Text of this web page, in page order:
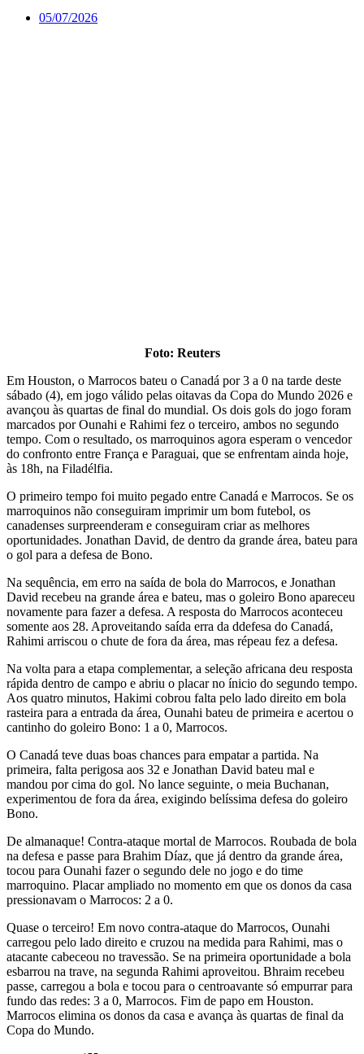
05/07/2026
Foto: Reuters
Em Houston, o Marrocos bateu o Canadá por 3 a 0 na tarde deste
sábado (4), em jogo válido pelas oitavas da Copa do Mundo 2026 e
avançou às quartas de final do mundial. Os dois gols do jogo foram
marcados por Ounahi e Rahimi fez o terceiro, ambos no segundo
tempo. Com o resultado, os marroquinos agora esperam o vencedor
do confronto entre França e Paraguai, que se enfrentam ainda hoje,
às 18h, na Filadélfia.
O primeiro tempo foi muito pegado entre Canadá e Marrocos. Se os
marroquinos não conseguiram imprimir um bom futebol, os
canadenses surpreenderam e conseguiram criar as melhores
oportunidades. Jonathan David, de dentro da grande área, bateu para
o gol para a defesa de Bono.
Na sequência, em erro na saída de bola do Marrocos, e Jonathan
David recebeu na grande área e bateu, mas o goleiro Bono apareceu
novamente para fazer a defesa. A resposta do Marrocos aconteceu
somente aos 28. Aproveitando saída erra da ddefesa do Canadá,
Rahimi arriscou o chute de fora da área, mas répeau fez a defesa.
Na volta para a etapa complementar, a seleção africana deu resposta
rápida dentro de campo e abriu o placar no ínicio do segundo tempo.
Aos quatro minutos, Hakimi cobrou falta pelo lado direito em bola
rasteira para a entrada da área, Ounahi bateu de primeira e acertou o
cantinho do goleiro Bono: 1 a 0, Marrocos.
O Canadá teve duas boas chances para empatar a partida. Na
primeira, falta perigosa aos 32 e Jonathan David bateu mal e
mandou por cima do gol. No lance seguinte, o meia Buchanan,
experimentou de fora da área, exigindo belíssima defesa do goleiro
Bono.
De almanaque! Contra-ataque mortal de Marrocos. Roubada de bola
na defesa e passe para Brahim Díaz, que já dentro da grande área,
tocou para Ounahi fazer o segundo dele no jogo e do time
marroquino. Placar ampliado no momento em que os donos da casa
pressionavam o Marrocos: 2 a 0.
Quase o terceiro! Em novo contra-ataque do Marrocos, Ounahi
carregou pelo lado direito e cruzou na medida para Rahimi, mas o
atacante cabeceou no travessão. Se na primeira oportunidade a bola
esbarrou na trave, na segunda Rahimi aproveitou. Bhraim recebeu
passe, carregou a bola e tocou para o centroavante só empurrar para
fundo das redes: 3 a 0, Marrocos. Fim de papo em Houston.
Marrocos elimina os donos da casa e avança às quartas de final da
Copa do Mundo.